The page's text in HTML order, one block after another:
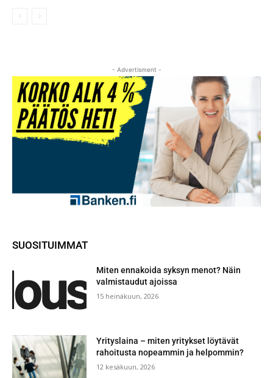
- Advertisment -
SUOSITUIMMAT
Miten ennakoida syksyn menot? Näin
valmistaudut ajoissa
15 heinäkuun, 2026
Yrityslaina – miten yritykset löytävät
rahoitusta nopeammin ja helpommin?
12 kesäkuun, 2026